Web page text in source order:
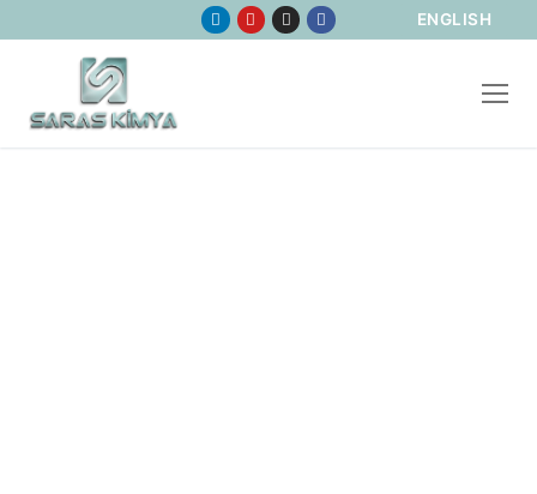
ENGLISH